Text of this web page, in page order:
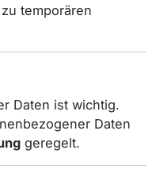
temporären
Daten ist wichtig.
Daten
geregelt.